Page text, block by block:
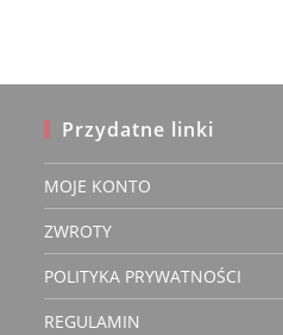
Przydatne linki
MOJE KONTO
ZWROTY
POLITYKA PRYWATNOŚCI
REGULAMIN